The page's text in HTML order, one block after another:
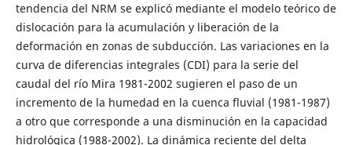
tendencia del NRM se explicó mediante el modelo teórico de
dislocación para la acumulación y liberación de la
deformación en zonas de subducción. Las variaciones en la
curva de diferencias integrales (CDI) para la serie del
caudal del río Mira 1981-2002 sugieren el paso de un
incremento de la humedad en la cuenca fluvial (1981-1987)
a otro que corresponde a una disminución en la capacidad
hidrológica (1988-2002). La dinámica reciente del delta